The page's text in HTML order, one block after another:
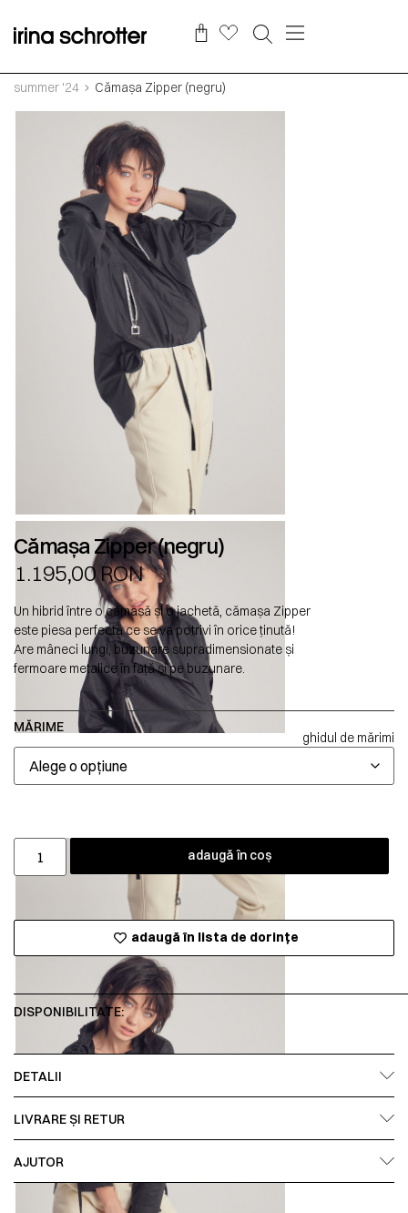
summer '24 Cămașa Zipper (negru)
Cămașa Zipper (negru)
1.195,00RON
Un hibrid între o cămașă și o jachetă, cămașa Zipper
este piesa perfectă ce se va potrivi în orice ținută!
Are mâneci lungi, buzunare supradimensionate și
fermoare metalice în față și pe buzunare.
MĂRIME
ghidul de mărimi
adaugă în coș
adaugă în lista de dorințe
DISPONIBILITATE:
DETALII
LIVRARE ȘI RETUR
AJUTOR